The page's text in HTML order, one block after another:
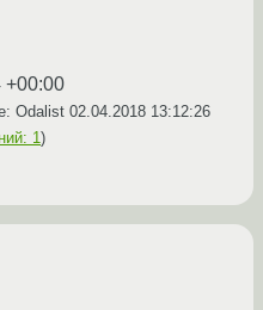
+00:00
Odalist 02.04.2018 13:12:26
1)